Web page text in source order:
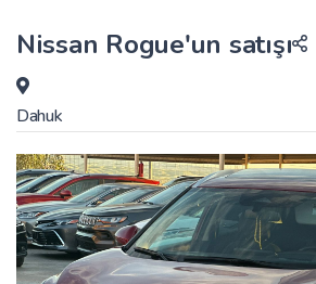
Nissan Rogue'un satışı
Dahuk